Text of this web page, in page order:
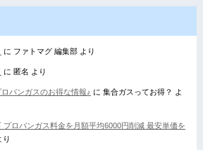
に ファトマグ 編集部より
に 匿名 より
パンガスのお得な情報♪ に 集合ガスってお得？
よ
プロパンガス料金を月額平均6000円削減 最安単価を